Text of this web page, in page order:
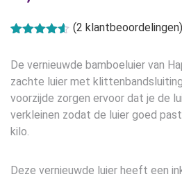
gebaseerd
opklant
waarderingen
(2 klantbeoordelingen)
De vernieuwde bamboeluier van
zachte luier met
voorzijde zorgen ervoor dat je de
verkleinen zodat de luier goed
kilo.
Deze vernieuwde luier heeft een